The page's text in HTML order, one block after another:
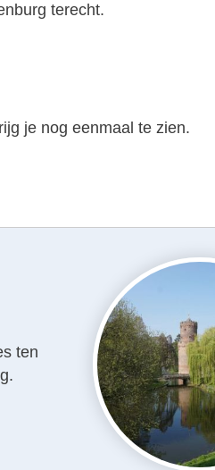
terecht.
je nog eenmaal te zien.
ten